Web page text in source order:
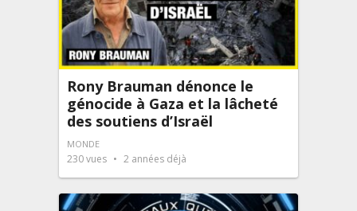
Rony Brauman dénonce le
génocide à Gaza et la lâcheté
des soutiens d’Israël
MONDE
230vues 2 années déjà